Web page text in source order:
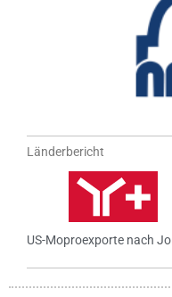
Länderbericht
US-Moproexporte nach